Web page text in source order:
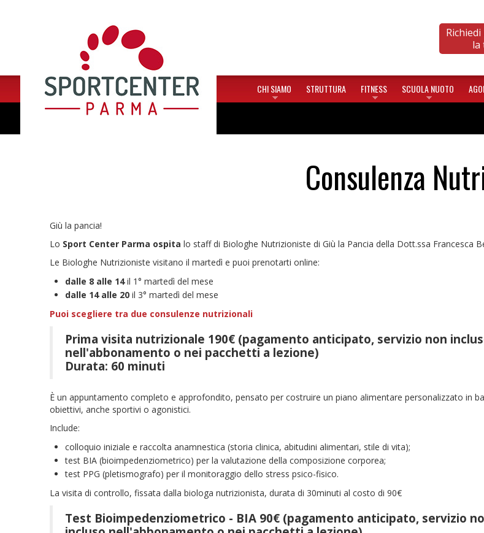
la
CHI SIAMO STRUTTURA FITNESS SCUOLA NUOTO
Consulenza
Giù la pancia!
Lo Sport Center Parma ospita lo staff di Biologhe Nutrizioniste di Giù la Pancia della Dott.ssa Francesca
Le Biologhe Nutrizioniste visitano il martedì e puoi prenotarti online:
dalle 8 alle 14il 1° martedì del mese
dalle 14 alle 20 il 3° martedì del mese
Puoi scegliere tra due consulenze nutrizionali
Prima visita nutrizionale 190€ (pagamento anticipato, servizio non
nell'abbonamento o nei pacchetti a lezione)
Durata: 60 minuti
È un appuntamento completo e approfondito, pensato per costruire un piano alimentare personalizzato in
obiettivi, anche sportivi o agonistici.
Include:
colloquio iniziale e raccolta anamnestica (storia clinica, abitudini alimentari, stile di vita);
test BIA (bioimpedenziometrico) per la valutazione della composizione corporea;
test PPG (pletismografo) per il monitoraggio dello stress psico-fisico.
La visita di controllo, fissata dalla biologa nutrizionista, durata di 30minuti al costo di 90€
Test Bioimpedenziometrico - BIA 90€ (pagamento anticipato, servizio